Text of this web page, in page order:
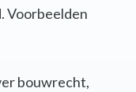
Voorbeelden
bouwrecht,